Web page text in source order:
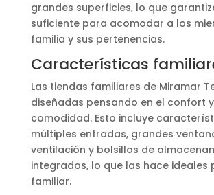
grandes superficies, lo que
suficiente para acomodar a los
familia y sus pertenencias.
Características
Las tiendas familiares de Miramar
diseñadas pensando en el confort
comodidad. Esto incluye
múltiples entradas, grandes
ventilación y bolsillos de
integrados, lo que las hace ideales
familiar.